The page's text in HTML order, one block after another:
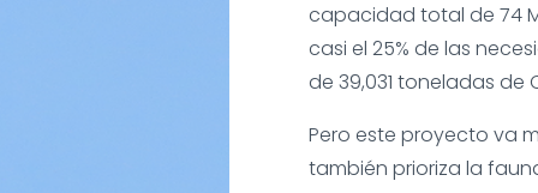
capacidad total de 74
casi el 25% de las
de 39,031 toneladas de
Pero este proyecto va
también prioriza la